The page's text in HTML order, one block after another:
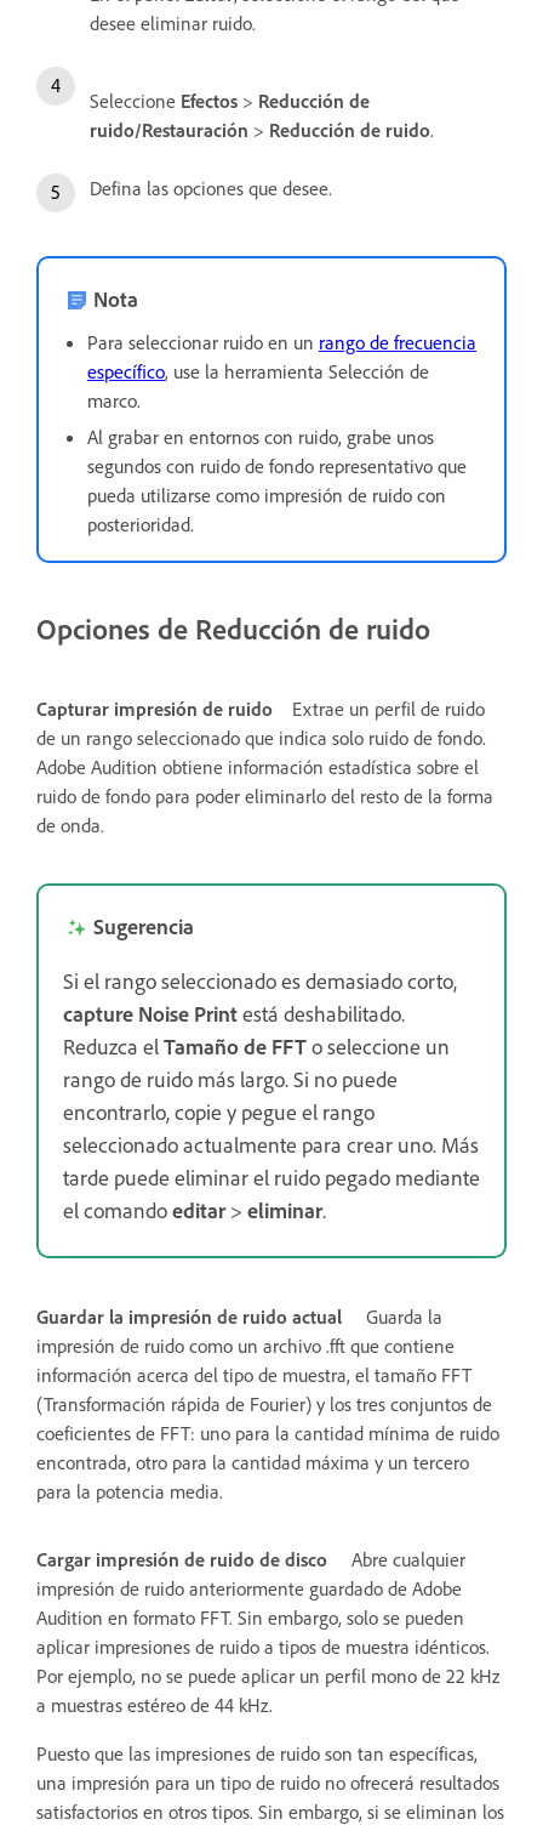
desee eliminar ruido.
Seleccione Efectos > Reducción de
ruido/Restauración > Reducción de ruido.
Defina las opciones que desee.
Nota
Para seleccionar ruido en un rango de frecuencia
específico, use la herramienta Selección de
marco.
Al grabar en entornos con ruido, grabe unos
segundos con ruido de fondo representativo que
pueda utilizarse como impresión de ruido con
posterioridad.
Opciones de Reducción de ruido
Capturar impresión de ruido
Extrae un perfil de ruido
de un rango seleccionado que indica solo ruido de fondo.
Adobe Audition obtiene información estadística sobre el
ruido de fondo para poder eliminarlo del resto de la forma
de onda.
Sugerencia
Si el rango seleccionado es demasiado corto,
capture Noise Printestá deshabilitado.
Reduzca elTamaño de FFTo seleccione un
rango de ruido más largo. Si no puede
encontrarlo, copie y pegue el rango
seleccionado actualmente para crear uno. Más
tarde puede eliminar el ruido pegado mediante
el comandoeditar> eliminar.
Guardar la impresión de ruido actual
Guarda la
impresión de ruido como un archivo .fft que contiene
información acerca del tipo de muestra, el tamaño FFT
(Transformación rápida de Fourier) y los tres conjuntos de
coeficientes de FFT: uno para la cantidad mínima de ruido
encontrada, otro para la cantidad máxima y un tercero
para la potencia media.
Cargar impresión de ruido de disco
Abre cualquier
impresión de ruido anteriormente guardado de Adobe
Audition en formato FFT. Sin embargo, solo se pueden
aplicar impresiones de ruido a tipos de muestra idénticos.
Por ejemplo, no se puede aplicar un perfil mono de 22 kHz
a muestras estéreo de 44 kHz.
Puesto que las impresiones de ruido son tan específicas,
una impresión para un tipo de ruido no ofrecerá resultados
satisfactorios en otros tipos. Sin embargo, si se eliminan los